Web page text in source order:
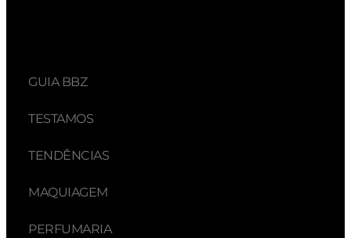
GUIA BBZ
TESTAMOS
TENDÊNCIAS
MAQUIAGEM
PERFUMARIA